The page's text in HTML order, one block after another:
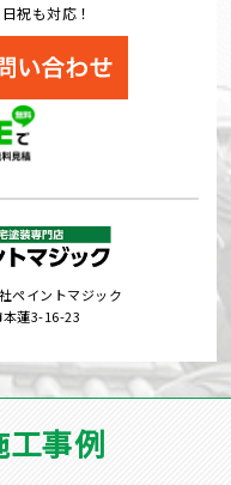
祝も対応！
ペイントマジック
蓮3-16-23
事例